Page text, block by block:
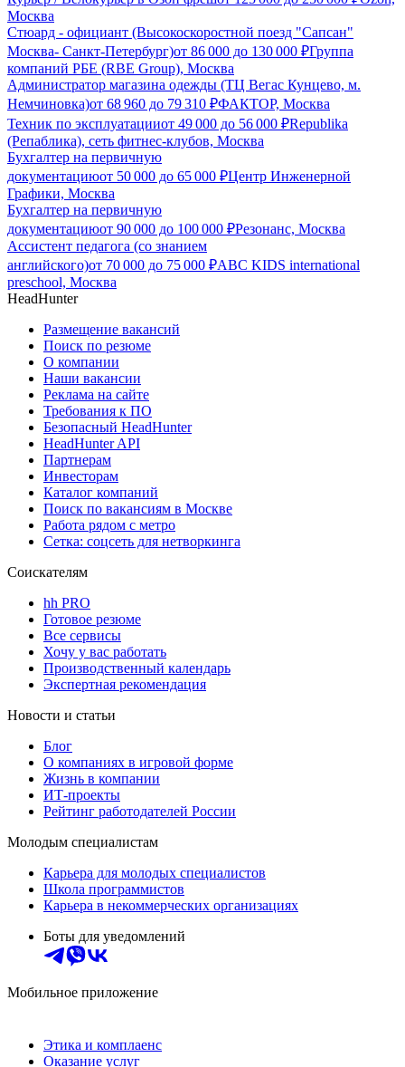
Москва
Стюард - официант (Высокоскоростной поезд "Сапсан"
Москва- Санкт-Петербург)от 86 000 до 130 000 ₽Группа
компаний РБЕ (RBE Group), Москва
Администратор магазина одежды (ТЦ Вегас Кунцево, м.
Немчиновка)от 68 960 до 79 310 ₽ФАКТОР, Москва
Техник по эксплуатацииот 49 000 до 56 000 ₽Republika
(Репаблика), сеть фитнес-клубов, Москва
Бухгалтер на первичную
документациюот 50 000 до 65 000 ₽Центр Инженерной
Графики, Москва
Бухгалтер на первичную
документациюот 90 000 до 100 000 ₽Резонанс, Москва
Ассистент педагога (со знанием
английского)от 70 000 до 75 000 ₽ABC KIDS international
preschool, Москва
HeadHunter
Размещение вакансий
Поиск по резюме
О компании
Наши вакансии
Реклама на сайте
Требования к ПО
Безопасный HeadHunter
HeadHunter API
Партнерам
Инвесторам
Каталог компаний
Поиск по вакансиям в Москве
Работа рядом с метро
Сетка: соцсеть для нетворкинга
Соискателям
hh PRO
Готовое резюме
Все сервисы
Хочу у вас работать
Производственный календарь
Экспертная рекомендация
Новости и статьи
Блог
О компаниях в игровой форме
Жизнь в компании
ИТ-проекты
Рейтинг работодателей России
Молодым специалистам
Карьера для молодых специалистов
Школа программистов
Карьера в некоммерческих организациях
Боты для уведомлений
Мобильное приложение
Этика и комплаенс
Оказание услуг